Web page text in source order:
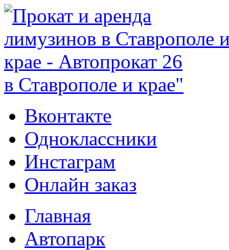
в Ставрополе и крае"
Вконтакте
Одноклассники
Инстаграм
Онлайн заказ
Главная
Автопарк